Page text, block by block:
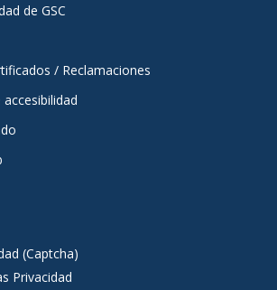
de GSC
/ Reclamaciones
(Captcha)
Privacidad